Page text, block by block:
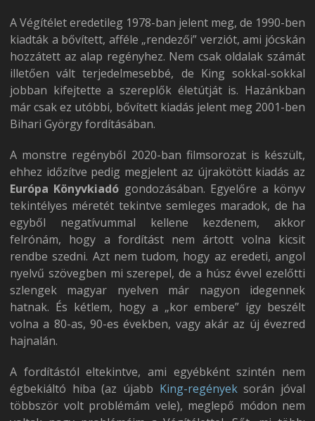
A Végítélet eredetileg 1978-ban jelent meg, de 1990-ben
kiadták a bővített, afféle „rendezői” verziót, ami jócskán
hozzátett az alap regényhez. Nem csak oldalak számát
illetően vált terjedelmesebbé, de King sokkal-sokkal
jobban kifejtette a szereplők életútját is. Hazánkban
már csak ez utóbbi, bővített kiadás jelent meg 2001-ben
Bihari György fordításában.
A monstre regényből 2020-ban filmsorozat is készült,
ehhez időzítve pedig megjelent az újrakötött kiadás az
Európa Könyvkiadó gondozásában. Egyelőre a könyv
tekintélyes méretét tekintve semleges maradok, de ha
egyből negatívummal kellene kezdenem, akkor
felrónám, hogy a fordítást nem ártott volna kicsit
rendbe szedni. Azt nem tudom, hogy az eredeti, angol
nyelvű szövegben mi szerepel, de a húsz évvel ezelőtti
szlengek magyar nyelven már nagyon idegennek
hatnak. És kétlem, hogy a „kor embere” így beszélt
volna a 80-as, 90-es években, vagy akár az új évezred
hajnalán.
A fordítástól eltekintve, ami egyébként szintén nem
égbekiáltó hiba (az újabb King-regényeksorán jóval
többször volt problémám vele), meglepő módon nem